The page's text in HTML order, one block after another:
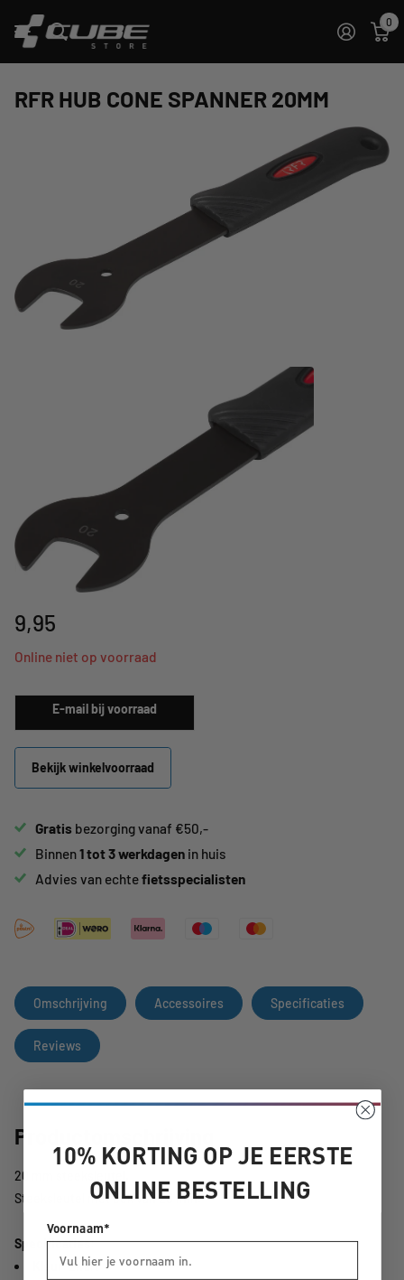
0
RFR HUB CONE SPANNER 20MM
9,95
Online niet op voorraad
E-mail bij voorraad
Bekijk winkelvoorraad
Gratis bezorging vanaf €50,-
Binnen1 tot 3 werkdagen in huis
Advies van echtefietsspecialisten
Omschrijving Accessoires Specificaties
Reviews
Productomschrijving
20 mm steeksleutel.
Steeksleutel met bek van 20 mm.
Specificaties:
Kleur:zwart
10% KORTING OP JE EERSTE
ONLINE BESTELLING
Voornaam*